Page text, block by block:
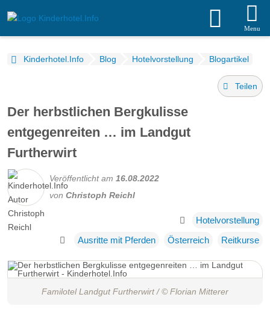
Menu
Kinderhotel.Info Blog Hotelvorstellung Blogartikel
Teilen
Der herbstlichen Bergkulisse
entgegenreiten … im Landgut
Furtherwirt
Veröffentlicht am 16.08.2022
von Christoph Reichl
Hotelvorstellung
Ausritte mit Pferden
Österreich Reitkurse
Familotel Landgut Furtherwirt / © Florian Mitterer